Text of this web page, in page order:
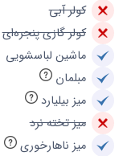
کولر آبی
کولر گازی پنجره‌ای
ماشین لباسشویی
مبلمان
میز بیلیارد
میز تخته نرد
میز ناهارخوری